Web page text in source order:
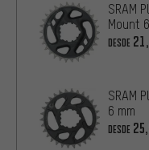
SRAM
Mount
DESDE
SRAM
6 mm
DESDE